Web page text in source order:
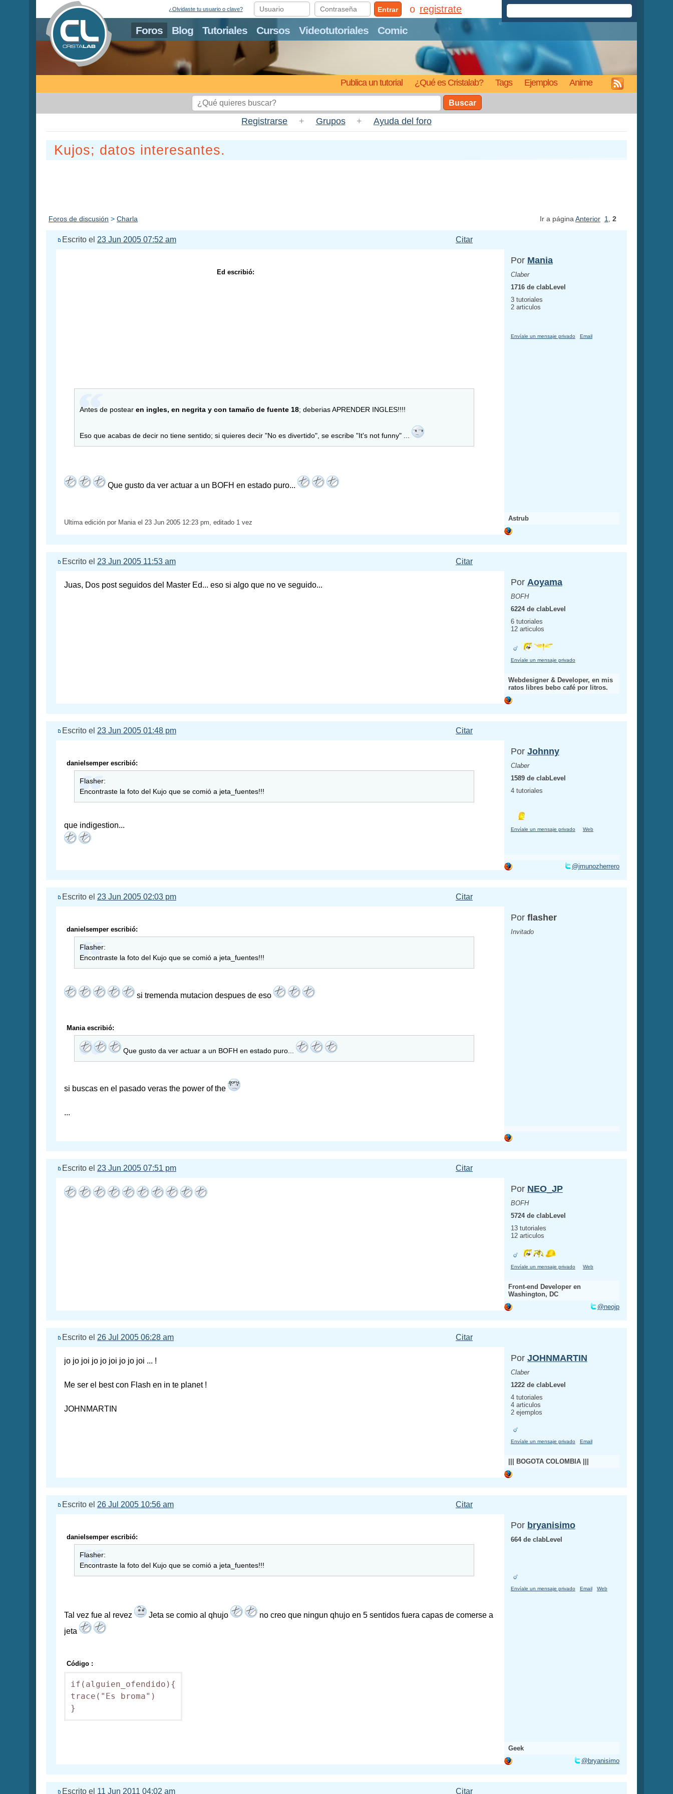
Foros Blog Tutoriales Cursos Videotutoriales Comic
Publica un tutorial ¿Qué es Cristalab? Tags Ejemplos Anime
¿Olvidaste tu usuario o clave? Entrar registrate
Buscar
Registrarse + Grupos + Ayuda del foro
Kujos; datos interesantes.
Ir a páginaAnterior 1, 2
Foros de discusión > Charla
Citar
Escrito el 23 Jun 2005 07:52 am
Ed escribió:
Antes de postear en ingles, en negrita y con tamaño de fuente 18; deberias APRENDER INGLES!!!!
Eso que acabas de decir no tiene sentido; si quieres decir "No es divertido", se escribe "It's not funny" ...
Que gusto da ver actuar a un BOFH en estado puro...
Por Mania
Claber
1716 de clabLevel
3 tutoriales
2 articulos
Envíale un mensaje privado Email
Ultima edición por Mania el 23 Jun 2005 12:23 pm, editado 1 vez
Astrub
Citar
Escrito el 23 Jun 2005 11:53 am
Juas, Dos post seguidos del Master Ed... eso si algo que no ve seguido... Por Aoyama
BOFH
6224 de clabLevel
6 tutoriales
12 articulos
Envíale un mensaje privado
Webdesigner & Developer, en mis
ratos libres bebo café por litros.
Citar
Escrito el 23 Jun 2005 01:48 pm
danielsemper escribió:
Flasher:
Encontraste la foto del Kujo que se comió a jeta_fuentes!!!
que indigestion...
Por Johnny
Claber
1589 de clabLevel
4 tutoriales
Envíale un mensaje privado Web
@jmunozherrero
Citar
Escrito el 23 Jun 2005 02:03 pm
danielsemper escribió:
Flasher:
Encontraste la foto del Kujo que se comió a jeta_fuentes!!!
si tremenda mutacion despues de eso
Mania escribió:
Que gusto da ver actuar a un BOFH en estado puro...
si buscas en el pasado veras the power of the
...
Por flasher
Invitado
Citar
Escrito el 23 Jun 2005 07:51 pm
Por NEO_JP
BOFH
5724 de clabLevel
13 tutoriales
12 articulos
Envíale un mensaje privado Web
Front-end Developer en
Washington, DC
@neojp
Citar
Escrito el 26 Jul 2005 06:28 am
jo jo joi jo jo joi jo jo joi ... !
Me ser el best con Flash en in te planet !
JOHNMARTIN
Por JOHNMARTIN
Claber
1222 de clabLevel
4 tutoriales
4 articulos
2 ejemplos
Envíale un mensaje privado Email
||| BOGOTA COLOMBIA |||
Citar
Escrito el 26 Jul 2005 10:56 am
danielsemper escribió:
Flasher:
Encontraste la foto del Kujo que se comió a jeta_fuentes!!!
Tal vez fue al revez Jeta se comio al qhujo
no creo que ningun qhujo en 5 sentidos fuera capas de comerse a
jeta
Código :
if(alguien_ofendido){
trace("Es broma")
}
Por bryanisimo
664 de clabLevel
Envíale un mensaje privado Email Web
Geek
@bryanisimo
Citar
Escrito el 11 Jun 2011 04:02 am